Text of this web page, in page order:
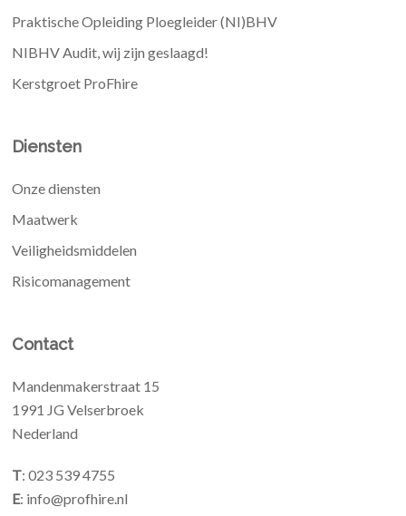
Praktische Opleiding Ploegleider (NI)BHV
NIBHV Audit, wij zijn geslaagd!
Kerstgroet ProFhire
Diensten
Onze diensten
Maatwerk
Veiligheidsmiddelen
Risicomanagement
Contact
Mandenmakerstraat 15
1991 JG Velserbroek
Nederland
T: 023 539 4755
E: info@profhire.nl